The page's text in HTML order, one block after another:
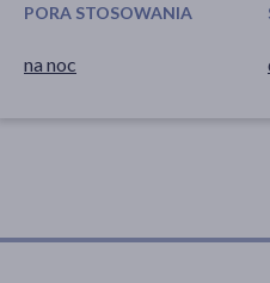
PORA STOSOWANIA
na noc